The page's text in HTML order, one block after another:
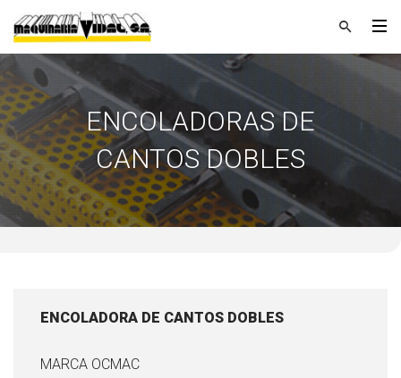
ENCOLADORAS DE
CANTOS DOBLES
ENCOLADORA DE CANTOS DOBLES
MARCA OCMAC